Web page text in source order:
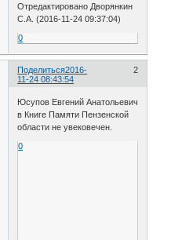
Отредактировано Дворянкин
С.А. (2016-11-24 09:37:04)
0
Поделиться 2
2016-
11-24 08:43:54
Юсупов Евгений Анатольевич
в Книге Памяти Пензенской
области не увековечен.
0